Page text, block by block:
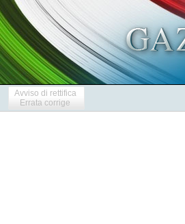
Avviso di rettifica
Errata corrige